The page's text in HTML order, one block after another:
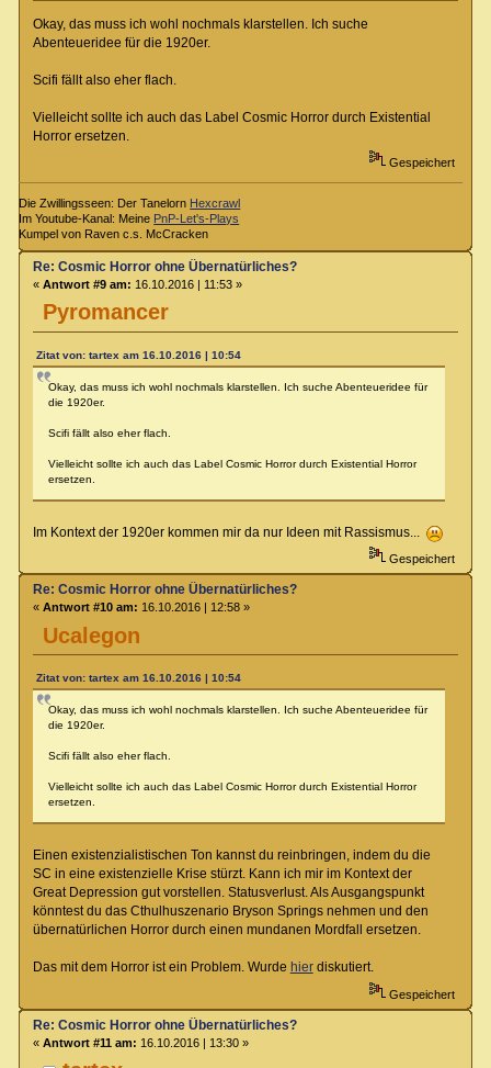
Okay, das muss ich wohl nochmals klarstellen. Ich suche
Abenteueridee für die 1920er.
Scifi fällt also eher flach.
Vielleicht sollte ich auch das Label Cosmic Horror durch Existential
Horror ersetzen.
Gespeichert
Die Zwillingsseen: Der Tanelorn Hexcrawl
Im Youtube-Kanal: Meine PnP-Let's-Plays
Kumpel von Raven c.s. McCracken
Pyromancer
Re: Cosmic Horror ohne Übernatürliches?
« Antwort #9 am: 16.10.2016 | 11:53 »
Zitat von: tartex am 16.10.2016 | 10:54
Okay, das muss ich wohl nochmals klarstellen. Ich suche Abenteueridee für
die 1920er.
Scifi fällt also eher flach.
Vielleicht sollte ich auch das Label Cosmic Horror durch Existential Horror
ersetzen.
Im Kontext der 1920er kommen mir da nur Ideen mit Rassismus...
Gespeichert
Ucalegon
Re: Cosmic Horror ohne Übernatürliches?
« Antwort #10 am: 16.10.2016 | 12:58 »
Zitat von: tartex am 16.10.2016 | 10:54
Okay, das muss ich wohl nochmals klarstellen. Ich suche Abenteueridee für
die 1920er.
Scifi fällt also eher flach.
Vielleicht sollte ich auch das Label Cosmic Horror durch Existential Horror
ersetzen.
Einen existenzialistischen Ton kannst du reinbringen, indem du die
SC in eine existenzielle Krise stürzt. Kann ich mir im Kontext der
Great Depression gut vorstellen. Statusverlust. Als Ausgangspunkt
könntest du das Cthulhuszenario Bryson Springs nehmen und den
übernatürlichen Horror durch einen mundanen Mordfall ersetzen.
Das mit dem Horror ist ein Problem. Wurde hierdiskutiert.
Gespeichert
Re: Cosmic Horror ohne Übernatürliches?
« Antwort #11 am: 16.10.2016 | 13:30 »